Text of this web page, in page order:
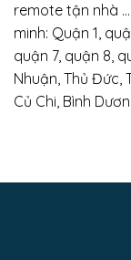
remote tận nhà
minh: Quận 1,
quận 7, quận 8,
Nhuận, Thủ Đức,
Củ Chi, Bình